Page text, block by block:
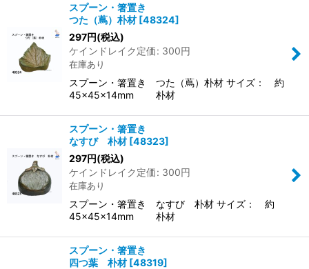
スプーン・箸置き
つた（蔦）朴材 [48324]
297円(税込)
ケインドレイク定価: 300円
在庫あり
スプーン・箸置き つた（蔦）朴材 サイズ： 約
45×45×14mm 朴材
スプーン・箸置き
なすび 朴材 [48323]
297円(税込)
ケインドレイク定価: 300円
在庫あり
スプーン・箸置き なすび 朴材 サイズ： 約
45×45×14mm 朴材
スプーン・箸置き
四つ葉 朴材 [48319]